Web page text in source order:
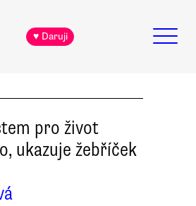
♥ Daruji
pro život
ukazuje žebříček